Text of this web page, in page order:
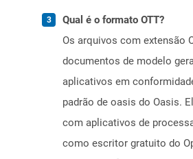
Qual é o formato OTT?
Os arquivos com extensão
documentos de modelo
aplicativos em
padrão de oasis do Oasis.
com aplicativos de
como escritor gratuito do